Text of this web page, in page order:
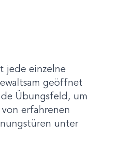
jede einzelne
geöffnet
Übungsfeld, um
erfahrenen
unter